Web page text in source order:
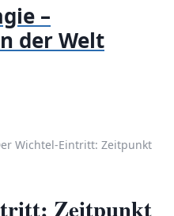
–
der Welt
Wichtel-Eintritt: Zeitpunkt
Zeitpunkt